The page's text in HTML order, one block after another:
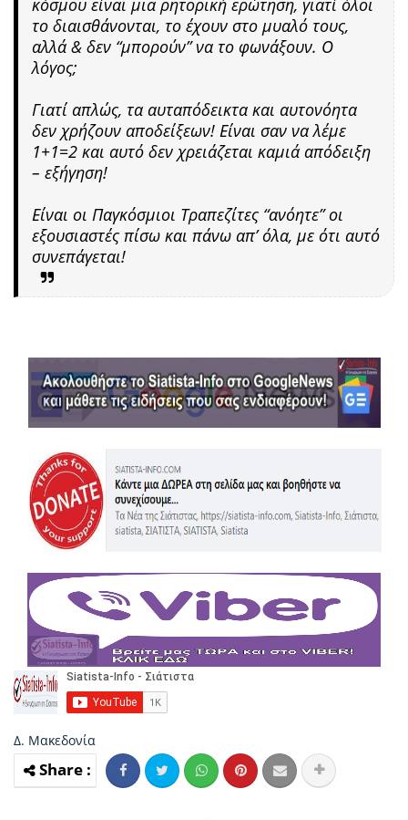
το διαισθάνονται, το έχουν στο μυαλό τους,
αλλά & δεν “μπορούν” να το φωνάξουν. Ο
λόγος;
Γιατί απλώς, τα αυταπόδεικτα και αυτονόητα
δεν χρήζουν αποδείξεων! Είναι σαν να λέμε
1+1=2 και αυτό δεν χρειάζεται καμιά απόδειξη
– εξήγηση!
Είναι οι Παγκόσμιοι Τραπεζίτες “ανόητε” οι
εξουσιαστές πίσω και πάνω απ’ όλα, με ότι αυτό
συνεπάγεται!
Δ. Μακεδονία